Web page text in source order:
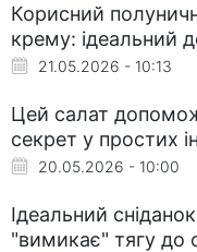
Корисний
крему: ідеальний
21.05.2026 - 10:13
Цей салат
секрет у простих
20.05.2026 - 10:00
Ідеальний
"вимикає" тягу до